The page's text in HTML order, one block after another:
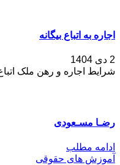
اجاره به اتباع بیگانه
2 دی 1404
شرایط اجاره و رهن ملک
رضـا مسـعودی
ادامه مطلب
آموزش های حقوقی